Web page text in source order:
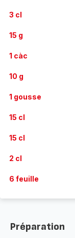
3 cl
15 g
1 càc
10 g
1 gousse
15 cl
15 cl
2 cl
6 feuille
Préparation